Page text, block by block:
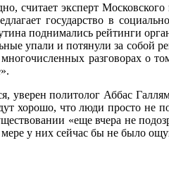
считает эксперт
государство в
поднимались рейтинги
упали и потянули за собой
разговорах о
политолог Аббас
хорошо, что люди просто
«еще вчера не
у них сейчас бы не было